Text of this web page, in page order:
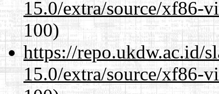
15.0/extra/source/xf86-
100)
https://repo.ukdw.ac.id/
15.0/extra/source/xf86-